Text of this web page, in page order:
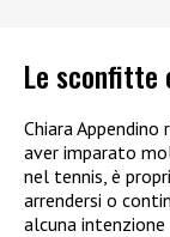
Le sconfitte
Chiara
aver imparato
nel tennis, è
arrendersi o
alcuna